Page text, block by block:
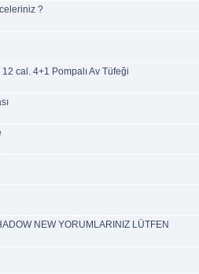
?
cal. 4+1 Pompalı Av Tüfeği
NEW YORUMLARINIZ LÜTFEN